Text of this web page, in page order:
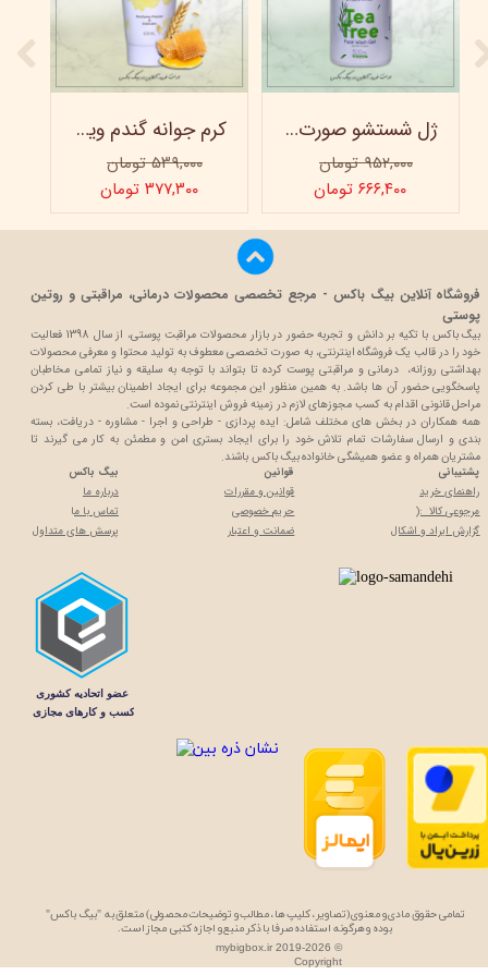
کرم جوانه گندم ویتابلا - تیوپی 60 میلی‌ لیتر
۵۳۹,۰۰۰ تومان
۳۷۷,۳۰۰ تومان
ژل شستشو صورت ویتابلا - 300 میلی لیتر
۹۵۲,۰۰۰ تومان
۶۶۶,۴۰۰ تومان
پشتیبانی
راهنمای خرید
مرجوعی کالا :(
گزارش ایراد و اشکال
قوانین
قوانین و مقررات
حریم خصوصی
ضمانت و اعتبار
تمامی حقوق مادی و معنوی (تصاویر، کلیپ ها، مطالب و توضیحات محصولی) متعلق به "بیگ باکس"
بوده و هرگونه استفاده صرفا با ذکر منبع و اجازه کتبی مجاز است.
بیگ باکس
درباره ما
تماس با ما
پرسش های متداول
فروشگاه آنلاین بیگ باکس - مرجع تخصصی محصولات درمانی، مراقبتی و روتین
پوستی
بیگ باکس با تکیه بر دانش و تجربه حضور در بازار محصولات مراقبت پوستی، از سال 1398 فعالیت
خود را در قالب یک فروشگاه اینترنتی، به صورت تخصصی معطوف به تولید محتوا و معرفی محصولات
بهداشتی روزانه، درمانی و مراقبتی پوست کرده تا بتواند با توجه به سلیقه و نیاز تمامی مخاطبان
پاسخگویی حضور آن ها باشد. به همین منظور این مجموعه برای ایجاد اطمینان بیشتر با طی کردن
مراحل قانونی اقدام به کسب مجوزهای لازم در زمینه فروش اینترنتی نموده است.
همه همکاران در بخش های مختلف شامل: ایده پردازی - طراحی و اجرا - مشاوره - دریافت، بسته
بندی و ارسال سفارشات تمام تلاش خود را برای ایجاد بستری امن و مطمئن به کار می گیرند تا
مشتریان همراه و عضو همیشگی خانواده بیگ باکس باشند.
mybigbox.ir 2019-2026 ©
Copyright